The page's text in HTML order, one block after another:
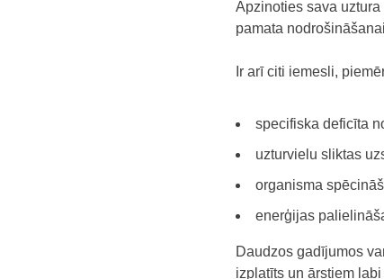
Apzinoties sava
pamata
Ir arī citi iemesli,
specifiska deficīta
uzturvielu sliktas
organisma
enerģijas
Daudzos gadījumos
izplatīts un ārstiem